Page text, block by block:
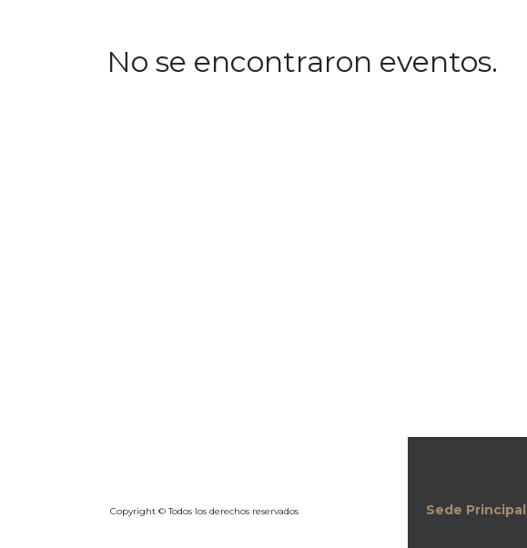
No se encontraron eventos.
Copyright © Todos los derechos reservados Sede Principal